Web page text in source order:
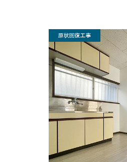
［高崎市］
件情報 マンション
備フルリフォーム